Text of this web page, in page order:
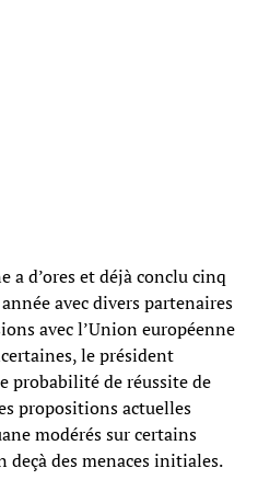
a d’ores et déjà conclu cinq
avec divers partenaires
avec l’Union européenne
le président
probabilité de réussite de
propositions actuelles
modérés sur certains
deçà des menaces initiales.